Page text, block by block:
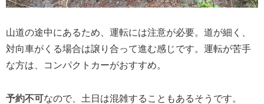
山道の途中にあるため、運転には注意が必要。道が細く、
対向車がくる場合は譲り合って進む感じです。運転が苦手
な方は、コンパクトカーがおすすめ。
予約不可なので、土日は混雑することもあるそうです。